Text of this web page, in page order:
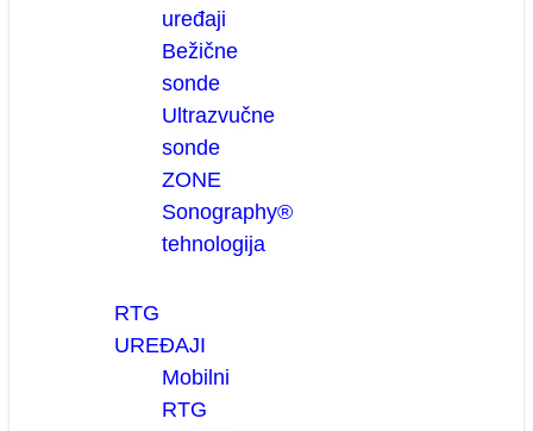
uređaji
Bežične
sonde
Ultrazvučne
sonde
ZONE
Sonography®
tehnologija
RTG
UREĐAJI
Mobilni
RTG